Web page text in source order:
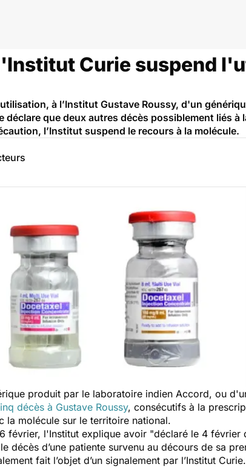
Curie suspend
à l’Institut Gustave Roussy, d'un
déclare que deux autres décès possiblement liés à
l’Institut suspend le recours à la molécule.
produit par le laboratoire indien Accord, ou
décès à Gustave Roussy, consécutifs à la
la molécule sur le territoire national.
février, l'Institut explique avoir "déclaré le 4 février
décès d’une patiente survenu au décours de sa
fait l’objet d’un signalement par l’Institut